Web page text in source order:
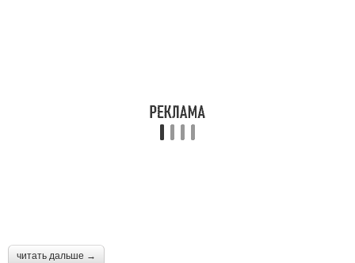
читать дальше →